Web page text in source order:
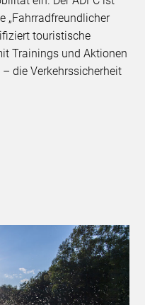
„Fahrradfreundlicher
touristische
Trainings und Aktionen
die Verkehrssicherheit